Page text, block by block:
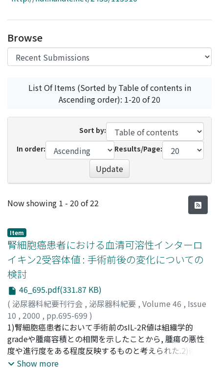
Access Statistics
Browse
List Of Items (Sorted by Table of contents in
Ascending order): 1-20 of 20
Sort by:
In order:
Results/Page:
Update
Recent Submissions
Now showing 1 - 20 of 22
Item
腎細胞癌患者における血清可溶性インターロ
イキン2受容体値 : 手術前後の変化についての
検討
46_695.pdf(331.87 KB)
( 泌尿器科紀要刊行会 , 泌尿器科紀要 , Volume 46 , Issue
10 , 2000 , pp.695-699 )
塚本, 定;石川, 悟;山内, 敦;斉藤, 真介;TSUKAMOTO,
Sadamu;ISHIKAWA, Satoru;YAMAUCHI, Atsushi;
SAITOU, Shinsuke
1)腎細胞癌患者において手術前のsIL-2R値は組織学的
gradeや腫瘍容積との相関を示したことから, 腫瘍の悪性
度や進行度をある程度反映するものと考えられた.2)術後3
ヵ月の時点ではsIL-2Rは術前より有意に上昇しており, 腫
Show more